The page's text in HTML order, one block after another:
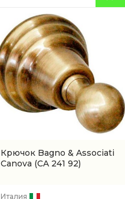
Крючок Bagno & Associati
Canova (CA 241 92)
Италия